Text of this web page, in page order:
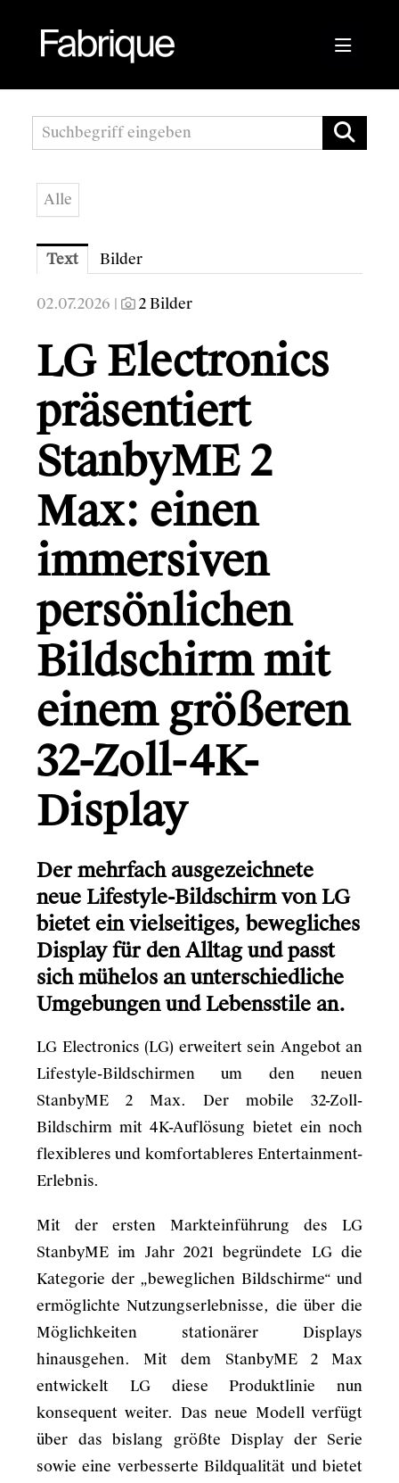
Pressemitteilungen
Fabrique Agency
Bioblo
Sunshine Mastering
Austrian Audio
Gründerio
Canal+
Learning Hospital
Friends in Flats
LG
Monsterfreunde
Info
Kontakt
Alle
Text Bilder
02.07.2026 | 2 Bilder
LG Electronics
präsentiert
StanbyME 2
Max: einen
immersiven
persönlichen
Bildschirm mit
einem größeren
32-Zoll-4K-
Display
Der mehrfach ausgezeichnete
neue Lifestyle-Bildschirm von LG
bietet ein vielseitiges, bewegliches
Display für den Alltag und passt
sich mühelos an unterschiedliche
Umgebungen und Lebensstile an.
LG Electronics (LG) erweitert sein Angebot an
Lifestyle-Bildschirmen um den neuen
StanbyME 2 Max. Der mobile 32-Zoll-
Bildschirm mit 4K-Auflösung bietet ein noch
flexibleres und komfortableres Entertainment-
Erlebnis.
Mit der ersten Markteinführung des LG
StanbyME im Jahr 2021 begründete LG die
Kategorie der „beweglichen Bildschirme“ und
ermöglichte Nutzungserlebnisse, die über die
Möglichkeiten stationärer Displays
hinausgehen. Mit dem StanbyME 2 Max
entwickelt LG diese Produktlinie nun
konsequent weiter. Das neue Modell verfügt
über das bislang größte Display der Serie
sowie eine verbesserte Bildqualität und bietet